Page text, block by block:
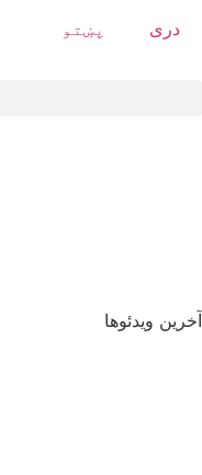
دری پښتو
آخرین ویدئوها